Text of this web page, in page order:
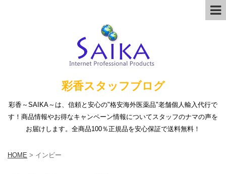
彩香スタッフブログ
彩香～SAIKA～は、信頼と安心の"格安海外医薬品"老舗個人輸入代行で
す！商品情報やお得なキャンペーン情報についてスタッフのナマの声を
お届けします。全商品100％正規品を安心保証で送料無料！
HOME > インビー